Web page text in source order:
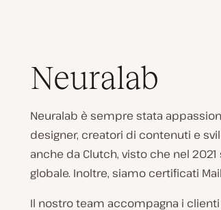
Neuralab
Neuralab è sempre stata
designer, creatori di contenuti e
anche da Clutch, visto che nel
globale. Inoltre, siamo certificati
Il nostro team accompagna i